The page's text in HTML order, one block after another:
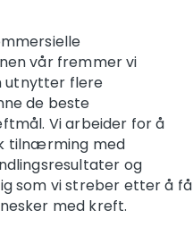
vår fremmer vi
utnytter flere
de beste
Vi arbeider for å
tilnærming med
og
som vi streber etter å få
med kreft.